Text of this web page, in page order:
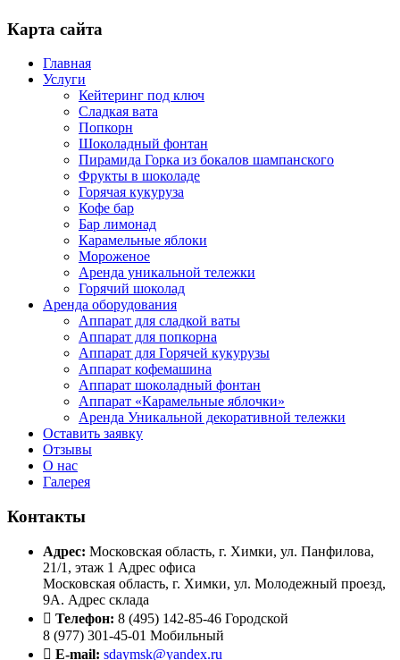
Карта сайта
Главная
Услуги
Кейтеринг под ключ
Сладкая вата
Попкорн
Шоколадный фонтан
Пирамида Горка из бокалов шампанского
Фрукты в шоколаде
Горячая кукуруза
Кофе бар
Бар лимонад
Карамельные яблоки
Мороженое
Аренда уникальной тележки
Горячий шоколад
Аренда оборудования
Аппарат для сладкой ваты
Аппарат для попкорна
Аппарат для Горячей кукурузы
Аппарат кофемашина
Аппарат шоколадный фонтан
Аппарат «Карамельные яблочки»
Аренда Уникальной декоративной тележки
Оставить заявку
Отзывы
О нас
Галерея
Контакты
Адрес: Московская область, г. Химки, ул. Панфилова,
21/1, этаж 1 Адрес офиса
Московская область, г. Химки, ул. Молодежный проезд,
9А. Адрес склада
Телефон: 8 (495) 142-85-46 Городской
8 (977) 301-45-01 Мобильный
E-mail: sdaymsk@yandex.ru